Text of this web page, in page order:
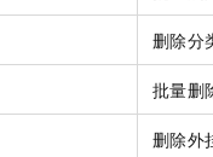
删除分
批量删
删除外